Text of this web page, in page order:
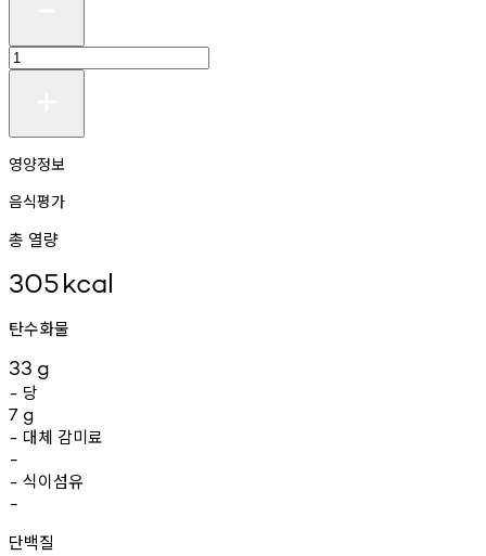
영양정보
음식평가
총 열량
305kcal
탄수화물
33 g
- 당
7 g
- 대체 감미료
-
- 식이섬유
-
단백질